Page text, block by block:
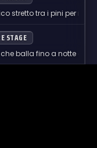
mentre il sole cala sul
stretto tra i pini per i live
tra le luci della
STAGE
balla fino a notte ai dj